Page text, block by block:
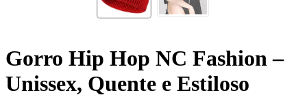
Gorro Hip Hop NC Fashion –
Unissex, Quente e Estiloso